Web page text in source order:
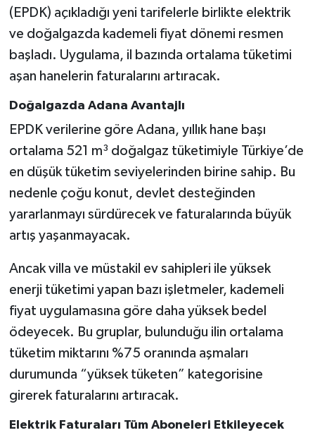
(EPDK) açıkladığı yeni tarifelerle birlikte elektrik
ve doğalgazda kademeli fiyat dönemi resmen
başladı. Uygulama, il bazında ortalama tüketimi
aşan hanelerin faturalarını artıracak.
Doğalgazda Adana Avantajlı
EPDK verilerine göre Adana, yıllık hane başı
ortalama 521 m³ doğalgaz tüketimiyle Türkiye’de
en düşük tüketim seviyelerinden birine sahip. Bu
nedenle çoğu konut, devlet desteğinden
yararlanmayı sürdürecek ve faturalarında büyük
artış yaşanmayacak.
Ancak villa ve müstakil ev sahipleri ile yüksek
enerji tüketimi yapan bazı işletmeler, kademeli
fiyat uygulamasına göre daha yüksek bedel
ödeyecek. Bu gruplar, bulunduğu ilin ortalama
tüketim miktarını %75 oranında aşmaları
durumunda “yüksek tüketen” kategorisine
girerek faturalarını artıracak.
Elektrik Faturaları Tüm Aboneleri Etkileyecek